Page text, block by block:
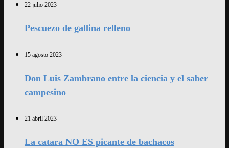
22 julio 2023
Pescuezo de gallina relleno
15 agosto 2023
Don Luis Zambrano entre la ciencia y el saber
campesino
21 abril 2023
La catara NO ES picante de bachacos